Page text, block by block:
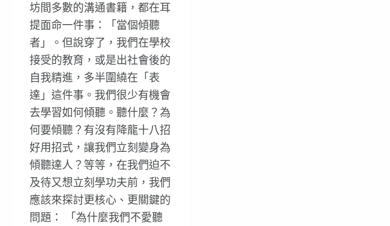
坊間多數的溝通書籍，都在耳
提面命一件事：「當個傾聽
者」。但說穿了，我們在學校
接受的教育，或是出社會後的
自我精進，多半圍繞在「表
達」這件事。我們很少有機會
去學習如何傾聽。聽什麼？為
何要傾聽？有沒有降龍十八招
好用招式，讓我們立刻變身為
傾聽達人？等等，在我們迫不
及待又想立刻學功夫前，我們
應該來探討更核心、更關鍵的
問題： 「為什麼我們不愛聽